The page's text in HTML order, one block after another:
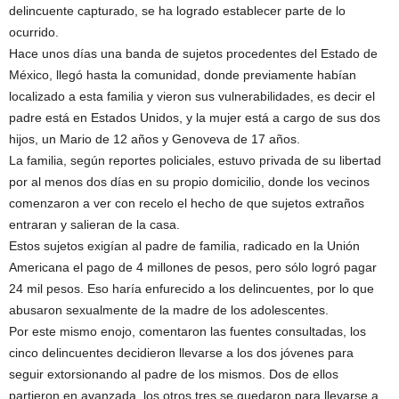
delincuente capturado, se ha logrado establecer parte de lo
ocurrido.
Hace unos días una banda de sujetos procedentes del Estado de
México, llegó hasta la comunidad, donde previamente habían
localizado a esta familia y vieron sus vulnerabilidades, es decir el
padre está en Estados Unidos, y la mujer está a cargo de sus dos
hijos, un Mario de 12 años y Genoveva de 17 años.
La familia, según reportes policiales, estuvo privada de su libertad
por al menos dos días en su propio domicilio, donde los vecinos
comenzaron a ver con recelo el hecho de que sujetos extraños
entraran y salieran de la casa.
Estos sujetos exigían al padre de familia, radicado en la Unión
Americana el pago de 4 millones de pesos, pero sólo logró pagar
24 mil pesos. Eso haría enfurecido a los delincuentes, por lo que
abusaron sexualmente de la madre de los adolescentes.
Por este mismo enojo, comentaron las fuentes consultadas, los
cinco delincuentes decidieron llevarse a los dos jóvenes para
seguir extorsionando al padre de los mismos. Dos de ellos
partieron en avanzada, los otros tres se quedaron para llevarse a